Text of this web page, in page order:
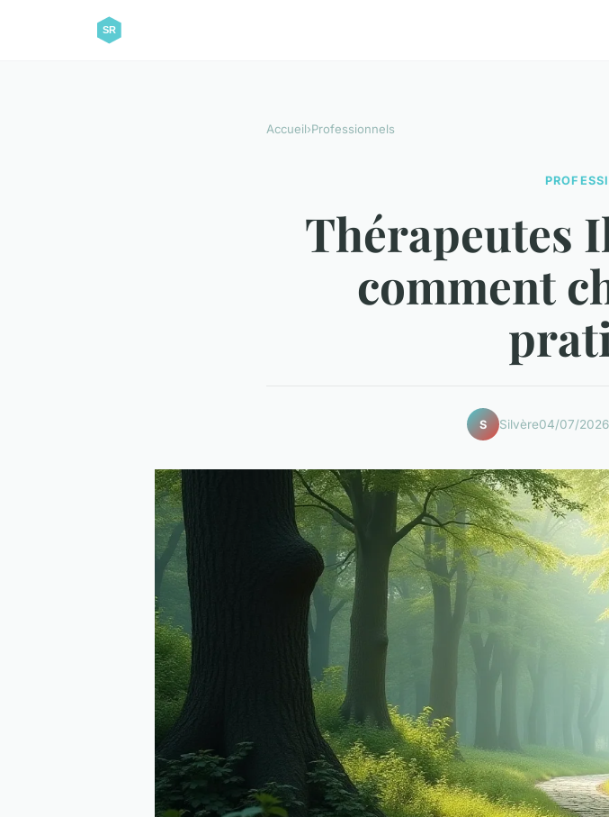
Accueil›Professionnels
Thérapeutes
comment
S Silvère04/07/